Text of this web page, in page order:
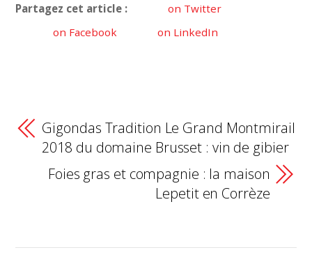
Partagez cet article :
on Twitter
on Facebook
on LinkedIn
Gigondas Tradition Le Grand Montmirail
2018 du domaine Brusset : vin de gibier
Foies gras et compagnie : la maison
Lepetit en Corrèze